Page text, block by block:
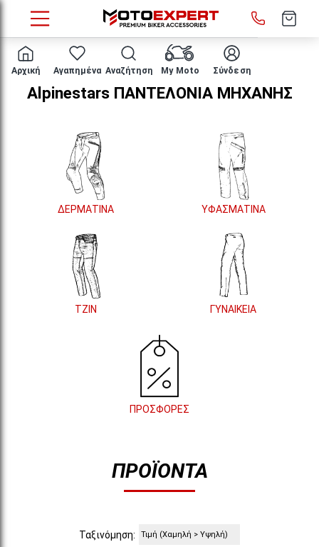
Αρχική Αγαπημένα Αναζήτηση My Moto Σύνδεση
HOME ΕΝΔΥΣΗ ΑΝΑΒΑΤΗ ΠΑΝΤΕΛΟΝΙΑ
Alpinestars ΠΑΝΤΕΛΟΝΙΑ ΜΗΧΑΝΗΣ
ΔΕΡΜΑΤΙΝΑ ΥΦΑΣΜΑΤΙΝΑ
ΤΖΙΝ ΓΥΝΑΙΚΕΙΑ
ΠΡΟΣΦΟΡΕΣ
ΠΡΟΪΌΝΤΑ
Ταξινόμηση: